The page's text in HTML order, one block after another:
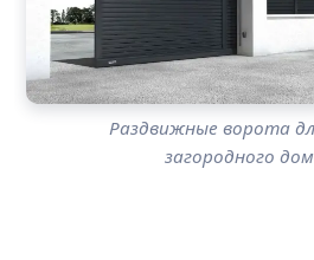
Раздвижные ворота
загородного